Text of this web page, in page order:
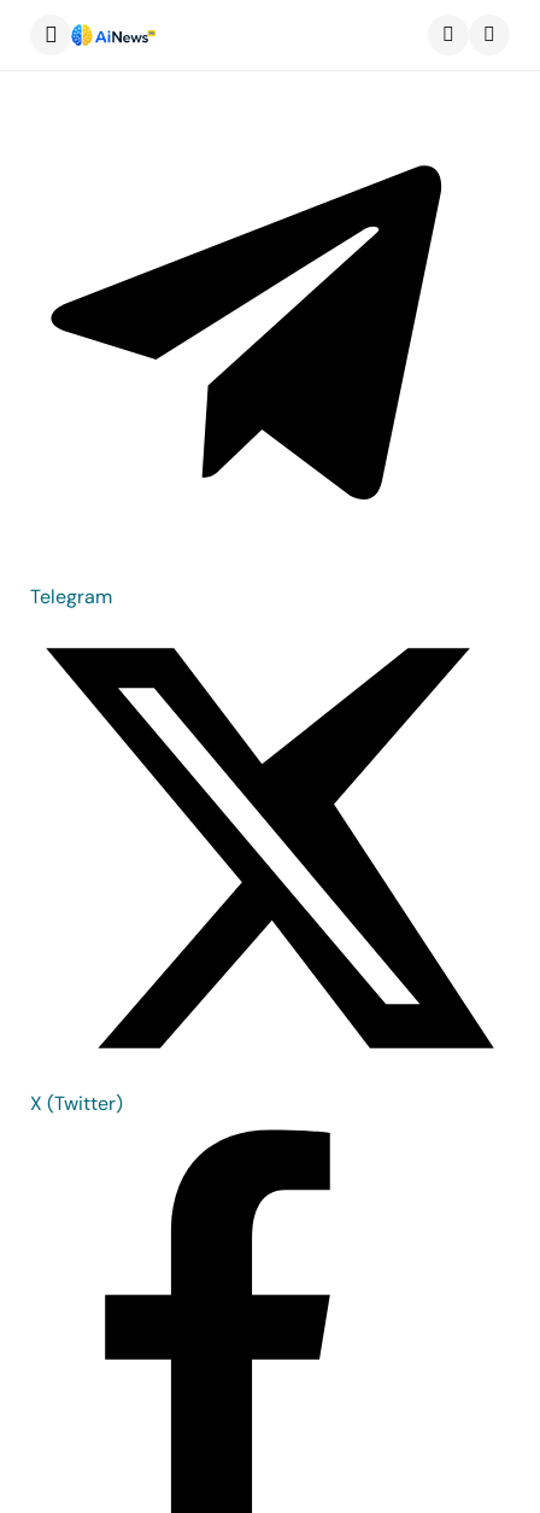
Telegram
X (Twitter)